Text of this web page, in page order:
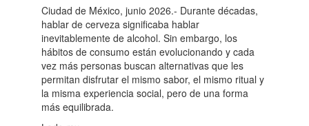
Ciudad de México, junio 2026.- Durante décadas,
hablar de cerveza significaba hablar
inevitablemente de alcohol. Sin embargo, los
hábitos de consumo están evolucionando y cada
vez más personas buscan alternativas que les
permitan disfrutar el mismo sabor, el mismo ritual y
la misma experiencia social, pero de una forma
más equilibrada.